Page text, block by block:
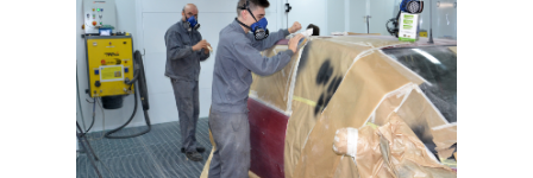
ACTUALIDAD
PROYECTOS
ACCESO AL
EMPLEO